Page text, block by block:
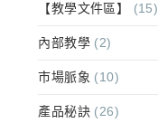
【教學文件區】 (15)
內部教學 (2)
市場脈象 (10)
產品秘訣 (26)